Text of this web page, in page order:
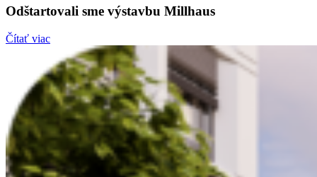
Odštartovali sme výstavbu Millhaus
Čítať viac